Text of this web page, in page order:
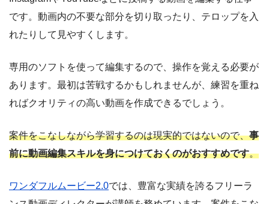
です。動画内の不要な部分を切り取ったり、テロップを入
れたりして見やすくします。
専用のソフトを使って編集するので、操作を覚える必要が
あります。最初は苦戦するかもしれませんが、練習を重ね
ればクオリティの高い動画を作成できるでしょう。
案件をこなしながら学習するのは現実的ではないので、事
前に動画編集スキルを身につけておくのがおすすめです。
ワンダフルムービー2.0では、豊富な実績を誇るフリーラ